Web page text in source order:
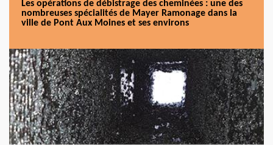
Les opérations de débistrage des cheminées : une des
nombreuses spécialités de Mayer Ramonage dans la
ville de Pont Aux Moines et ses environs